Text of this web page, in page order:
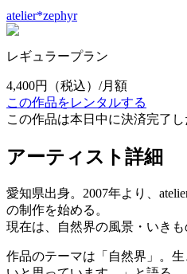
atelier*zephyr
レギュラープラン
4,400円
（税込）/月額
この作品をレンタルする
この作品は本日中に決済完了し
アーティスト詳細
愛知県出身。2007年より、
の制作を始める。
現在は、自然界の風景・いき
作品のテーマは「自然界」。